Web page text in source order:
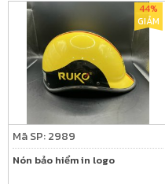
44%
GIẢM
Mã SP: 2989
Nón bảo hiểm in logo